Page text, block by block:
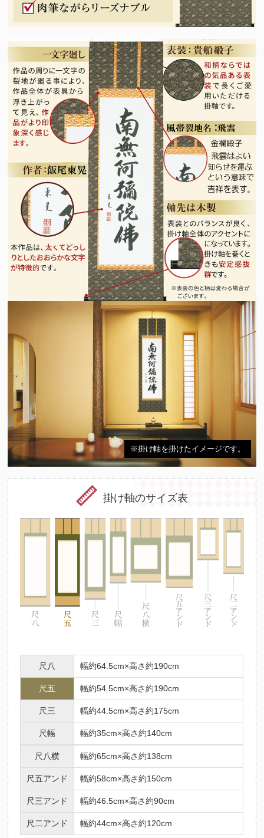
※掛け軸を掛けたイメージです。
掛け軸のサイズ表
尺八 幅約64.5cm×高さ約190cm
尺五 幅約54.5cm×高さ約190cm
尺三 幅約44.5cm×高さ約175cm
尺幅 幅約35cm×高さ約140cm
尺八横 幅約65cm×高さ約138cm
尺五アンド 幅約58cm×高さ約150cm
尺三アンド 幅約46.5cm×高さ約90cm
尺二アンド 幅約44cm×高さ約120cm